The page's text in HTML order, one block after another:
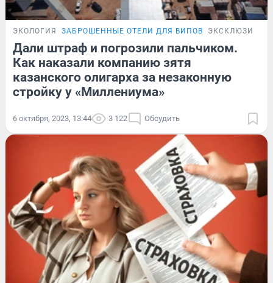
ЭКОЛОГИЯ ЗАБРОШЕННЫЕ ОТЕЛИ ДЛЯ ВИПОВ ЭКСКЛЮЗИВ
Дали штраф и погрозили пальчиком.
Как наказали компанию зятя
казанского олигарха за незаконную
стройку у «Миллениума»
6 октября, 2023, 13:44 3 122 Обсудить